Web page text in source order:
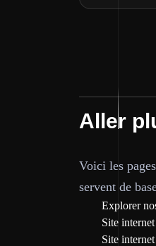
Aller
Voici les
servent de
Explorer
Site
Site